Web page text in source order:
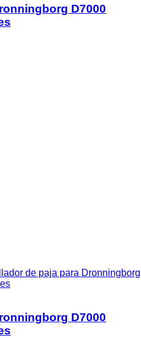
D7000
de paja para Dronningborg
D7000